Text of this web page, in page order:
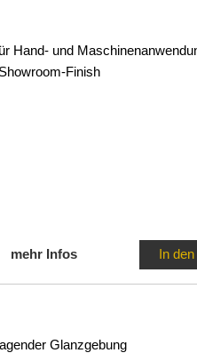
Hand- und
Finish
mehr Infos In
Glanzgebung